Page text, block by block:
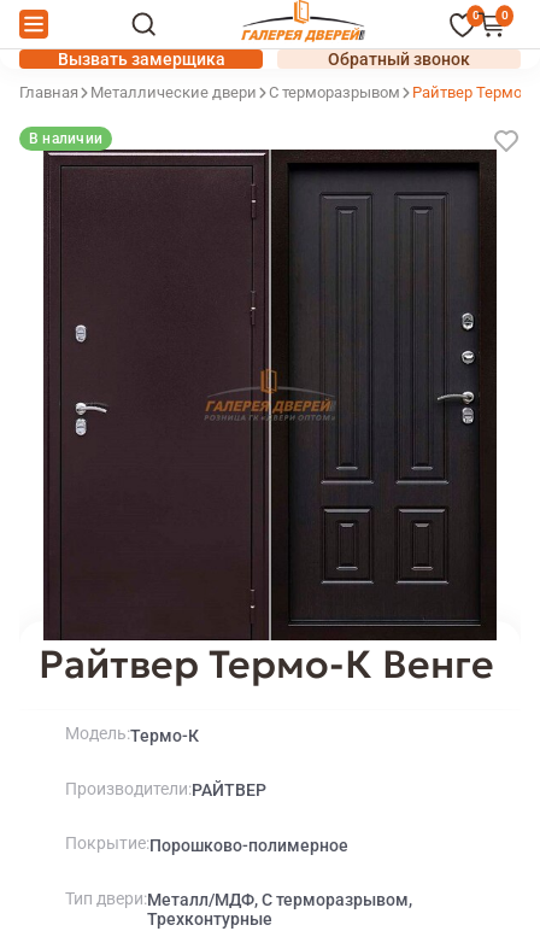
0 0
Вызвать замерщика Обратный звонок
Главная Металлические двери С терморазрывом Райтвер Термо-К
Райтвер Термо-К Венге
В наличии
Модель Термо-К
Производители РАЙТВЕР
Покрытие Порошково-полимерное
Тип двери Металл/МДФ, С терморазрывом,
Трехконтурные